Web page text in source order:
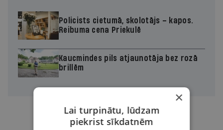
Policists cietumā, skolotājs – kapos.
Reibuma cena Priekulē
Kaucmindes pils atjaunotāja bez rozā
brillēm
×
Lai turpinātu, lūdzam
piekrist sīkdatnēm